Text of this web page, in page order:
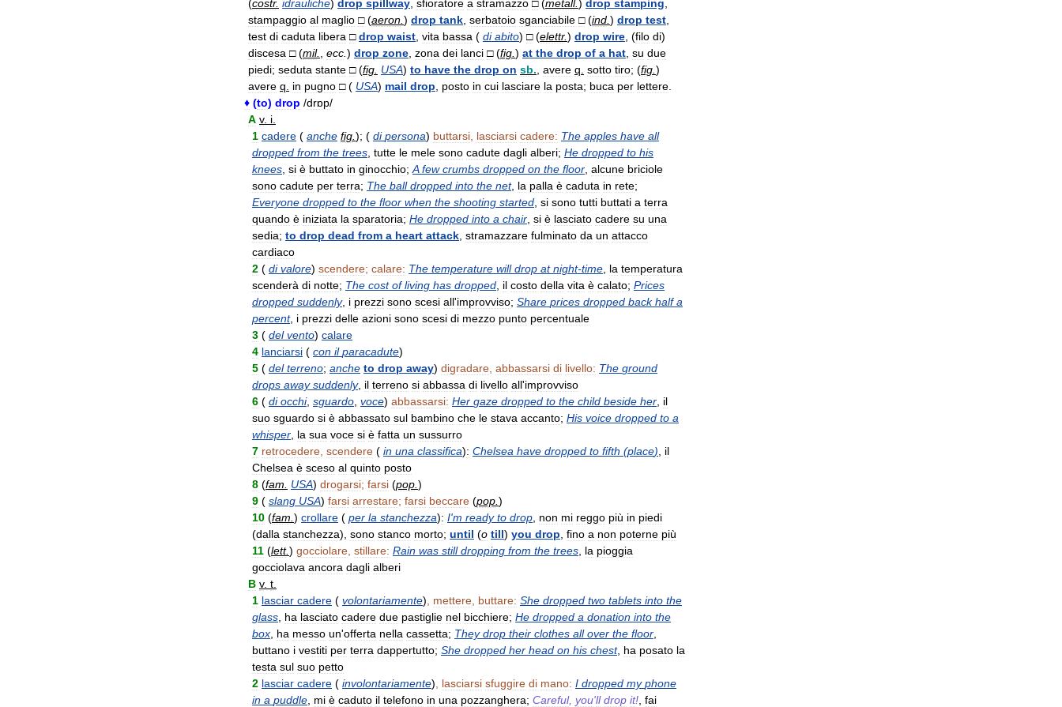
(costr. idrauliche) drop spillway sfioratore a stramazzo □(metall.) drop stamping
stampaggio al maglio □(aeron ) drop tank serbatoio sganciabile □(ind ) drop test
test di caduta libera □ drop waist vita bassa ( di abito) □(elettr.) drop wire , (filo di)
discesa □(mil. ecc ) drop zone zona dei lanci □(fig ) at the drop of a hat su due
piedi; seduta stante □(fig USA) to have the drop on sb. avere q sotto tiro; (fig )
avere q in pugno □( USA) mail drop posto in cui lasciare la posta; buca per lettere
♦ (to) drop /drɒp/
A v. i
1 cadere ( anche fig ); ( di persona) buttarsi lasciarsi cadere: The apples have all
dropped from the trees tutte le mele sono cadute dagli alberi; He dropped to his
knees si è buttato in ginocchio; A few crumbs dropped on the floor alcune briciole
sono cadute per terra; The ball dropped into the net, la palla è caduta in rete;
Everyone dropped to the floor when the shooting started si sono tutti buttati a terra
quando è iniziata la sparatoria; He dropped into a chair si è lasciato cadere su una
sedia; to drop dead from a heart attack stramazzare fulminato da un attacco
cardiaco
2 ( di valore) scendere; calare: The temperature will drop at night-time la temperatura
scenderà di notte; The cost of living has dropped il costo della vita è calato; Prices
dropped suddenly, i prezzi sono scesi all'improvviso; Share prices dropped back half a
percent, i prezzi delle azioni sono scesi di mezzo punto percentuale
3 ( del vento) calare
4 lanciarsi ( con il paracadute)
5 ( del terreno; anche to drop away) digradare abbassarsi di livello: The ground
drops away suddenly, il terreno si abbassa di livello all'improvviso
6 ( di occhi, sguardo voce) abbassarsi: Her gaze dropped to the child beside her il
suo sguardo si è abbassato sul bambino che le stava accanto; His voice dropped to a
whisper la sua voce si è fatta un sussurro
7 retrocedere scendere ( in una classifica): Chelsea have dropped to fifth (place)
il
Chelsea è sceso al quinto posto
8 (fam USA) drogarsi; farsi (pop )
9 ( slang USA) farsi arrestare; farsi beccare (pop )
10 (fam ) crollare ( per la stanchezza): I'm ready to drop non mi reggo più in piedi
(dalla stanchezza), sono stanco morto; until (o till) you drop fino a non poterne più
11 (lett.) gocciolare stillare: Rain was still dropping from the trees la pioggia
gocciolava ancora dagli alberi
B v. t
1 lasciar cadere ( volontariamente) mettere buttare: She dropped two tablets into the
glass ha lasciato cadere due pastiglie nel bicchiere; He dropped a donation into the
box ha messo un'offerta nella cassetta; They drop their clothes all over the floor
buttano i vestiti per terra dappertutto; She dropped her head on his chest, ha posato la
testa sul suo petto
2 lasciar cadere ( involontariamente) lasciarsi sfuggire di mano: I dropped my phone
in a puddle mi è caduto il telefono in una pozzanghera; Careful, you'll drop it! fai